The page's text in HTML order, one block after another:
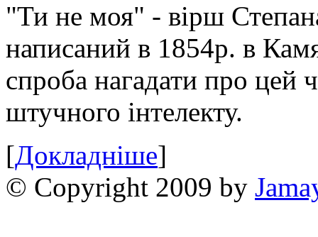
"Ти не моя" - вірш
написаний в 1854р. в
спроба нагадати про цей
штучного інтелекту.
[Докладніше]
© Copyright 2009 by